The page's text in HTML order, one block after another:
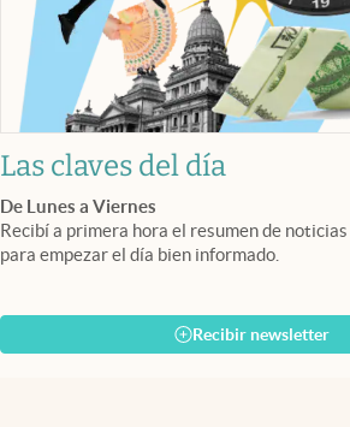
Las claves del día
De Lunes a Viernes
Recibí a primera hora el resumen de
para empezar el día bien informado.
Recibir newsletter